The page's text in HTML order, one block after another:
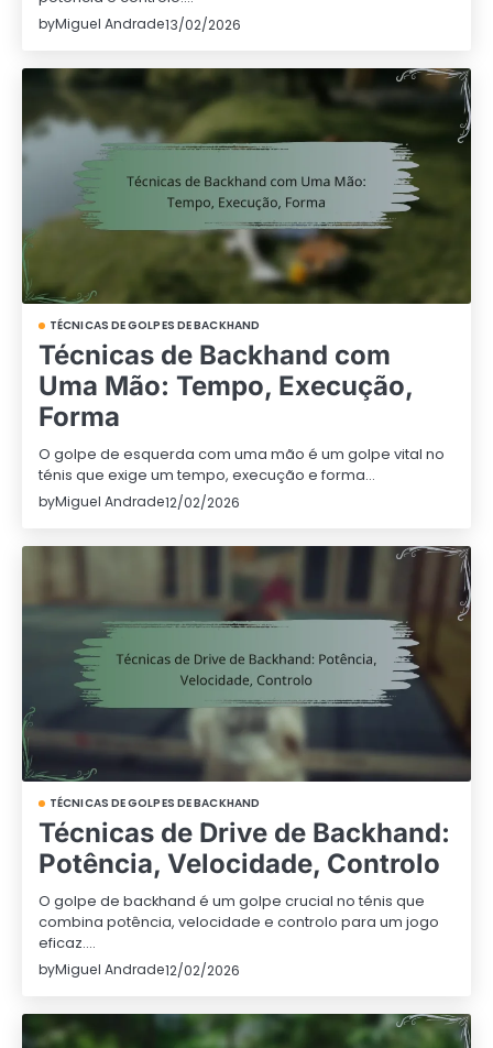
byMiguel Andrade13/02/2026
TÉCNICAS DE GOLPES DE BACKHAND
Técnicas de Backhand com
Uma Mão: Tempo, Execução,
Forma
O golpe de esquerda com uma mão é um golpe vital no
ténis que exige um tempo, execução e forma…
byMiguel Andrade12/02/2026
TÉCNICAS DE GOLPES DE BACKHAND
Técnicas de Drive de Backhand:
Potência, Velocidade, Controlo
O golpe de backhand é um golpe crucial no ténis que
combina potência, velocidade e controlo para um jogo
eficaz.…
byMiguel Andrade12/02/2026